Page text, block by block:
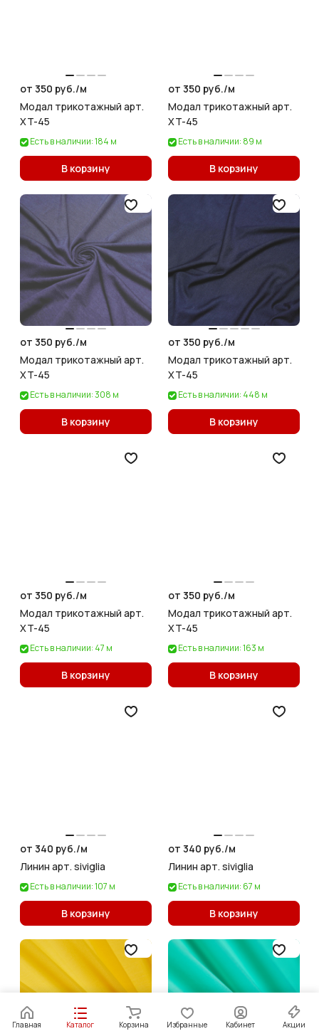
от 350 руб./м
Модал трикотажный арт.
XT-45
Есть в наличии: 184 м
В корзину
от 350 руб./м
Модал трикотажный арт.
XT-45
Есть в наличии: 89 м
В корзину
от 350 руб./м
Модал трикотажный арт.
XT-45
Есть в наличии: 308 м
В корзину
от 350 руб./м
Модал трикотажный арт.
XT-45
Есть в наличии: 448 м
В корзину
от 350 руб./м
Модал трикотажный арт.
XT-45
Есть в наличии: 47 м
В корзину
от 350 руб./м
Модал трикотажный арт.
XT-45
Есть в наличии: 163 м
В корзину
от 340 руб./м
Линин арт. siviglia
Есть в наличии: 107 м
В корзину
от 340 руб./м
Линин арт. siviglia
Есть в наличии: 67 м
В корзину
Главная Каталог Корзина Избранные Кабинет Акции